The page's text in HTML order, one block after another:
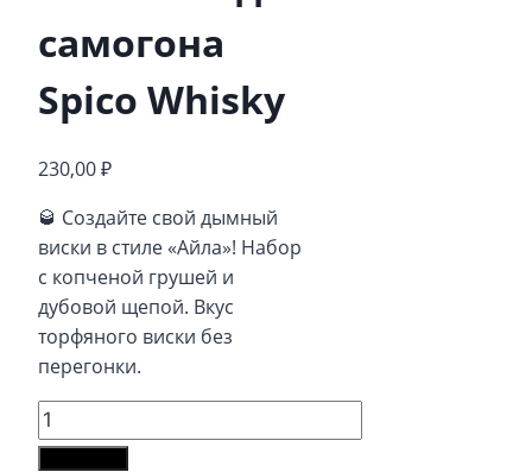
самогона
Spico Whisky
230,00₽
🥃 Создайте свой дымный
виски в стиле «Айла»! Набор
с копченой грушей и
дубовой щепой. Вкус
торфяного виски без
перегонки.
Количество
товара